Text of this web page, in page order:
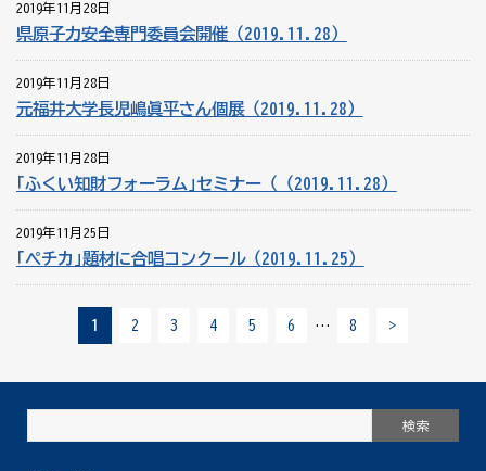
2019年11月28日
県原子力安全専門委員会開催（2019.11.28）
2019年11月28日
元福井大学長児嶋眞平さん個展（2019.11.28）
2019年11月28日
｢ふくい知財フォーラム｣セミナー（（2019.11.28）
2019年11月25日
｢ペチカ｣題材に合唱コンクール（2019.11.25）
1 2 3 4 5 6 … 8 >